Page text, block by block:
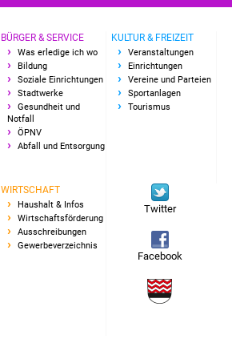
Ukraine-Hilfe
Wohnen
Wirtschaft
Wirtschaftsförderung
BÜRGER & SERVICE
Was erledige ich wo
Bildung
Soziale Einrichtungen
Stadtwerke
Gesundheit und
Notfall
ÖPNV
Abfall und Entsorgung
KULTUR & FREIZEIT
Veranstaltungen
Einrichtungen
Vereine und Parteien
Sportanlagen
Tourismus
WIRTSCHAFT
Haushalt & Infos
Wirtschaftsförderung
Ausschreibungen
Gewerbeverzeichnis
Twitter
Facebook